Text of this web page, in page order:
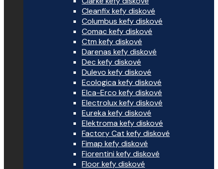
Cleanfix kefy diskové
Columbus kefy diskové
Comac kefy diskové
Ctm kefy diskové
Darenas kefy diskové
Dec kefy diskové
Dulevo kefy diskové
Ecologica kefy diskové
Elca-Erco kefy diskové
Electrolux kefy diskové
Eureka kefy diskové
Elektroma kefy diskové
Factory Cat kefy diskové
Fimap kefy diskové
Fiorentini kefy diskové
Floor kefy diskové